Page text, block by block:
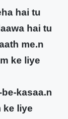
hai tu
hai tu
me.n
ke liye
kasaa.n
ke liye